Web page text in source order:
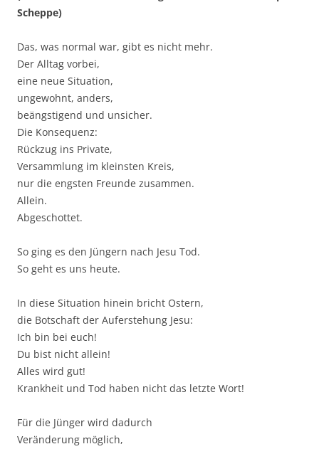
Scheppe)
Das, was normal war, gibt es nicht mehr.
Der Alltag vorbei,
eine neue Situation,
ungewohnt, anders,
beängstigend und unsicher.
Die Konsequenz:
Rückzug ins Private,
Versammlung im kleinsten Kreis,
nur die engsten Freunde zusammen.
Allein.
Abgeschottet.
So ging es den Jüngern nach Jesu Tod.
So geht es uns heute.
In diese Situation hinein bricht Ostern,
die Botschaft der Auferstehung Jesu:
Ich bin bei euch!
Du bist nicht allein!
Alles wird gut!
Krankheit und Tod haben nicht das letzte Wort!
Für die Jünger wird dadurch
Veränderung möglich,